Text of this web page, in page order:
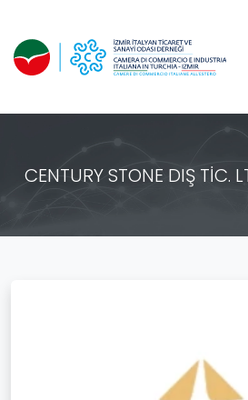
CENTURY STONE DIŞ TİC.